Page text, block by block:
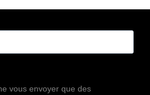
vous envoyer que des